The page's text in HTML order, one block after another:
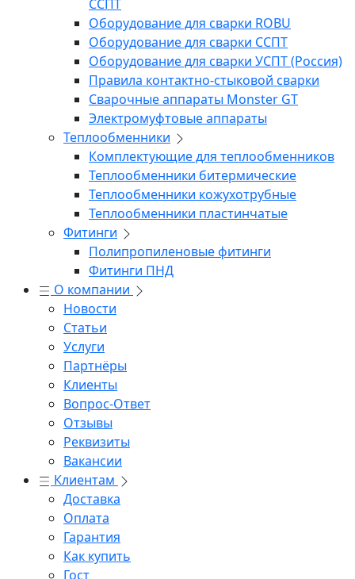
ССПТ
Оборудование для сварки ROBU
Оборудование для сварки ССПТ
Оборудование для сварки УСПТ (Россия)
Правила контактно-стыковой сварки
Сварочные аппараты Monster GT
Электромуфтовые аппараты
Теплообменники
Комплектующие для теплообменников
Теплообменники битермические
Теплообменники кожухотрубные
Теплообменники пластинчатые
Фитинги
Полипропиленовые фитинги
Фитинги ПНД
О компании
Новости
Статьи
Услуги
Партнёры
Клиенты
Вопрос-Ответ
Отзывы
Реквизиты
Вакансии
Клиентам
Доставка
Оплата
Гарантия
Как купить
Гост